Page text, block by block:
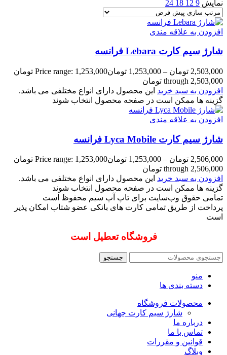
نمایش 9
12
18
24
افزودن به علاقه مندی
شارژ سیم کارت Lebara فرانسه
2,503,000 تومان –
1,253,000 تومان
Price range: 1,253,000 تومان
through 2,503,000 تومان
افزودن به سبد خرید این محصول دارای انواع مختلفی می باشد.
گزینه ها ممکن است در صفحه محصول انتخاب شوند
افزودن به علاقه مندی
شارژ سیم کارت Lyca Mobile فرانسه
2,506,000 تومان –
1,253,000 تومان
Price range: 1,253,000 تومان
through 2,506,000 تومان
افزودن به سبد خرید این محصول دارای انواع مختلفی می باشد.
گزینه ها ممکن است در صفحه محصول انتخاب شوند
تمامی حقوق وب‌سایت برای تاپ آپ سیم محفوظ است
پرداخت از طریق تمامی کارت های بانکی عضو شتاب امکان پذیر
است
فروشگاه تعطیل است
جستجو
منو
دسته بندی ها
محصولات فروشگاه
شارژ سیم کارت جهانی
درباره ما
تماس با ما
قوانین و مقررات
وبلاگ